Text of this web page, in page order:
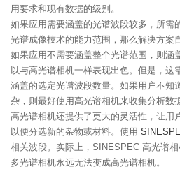
用要求和现有数据的级别。
如果应用需要涵盖的光谱波段较多，所需
光谱成像技术的能力范围，那么解决方案
如果应用不需要涵盖整个光谱范围，则涵
以与高光谱相机一样表现出色。但是，这
涵盖的选定光谱波段数量。如果用户不知
杂，则最好使用高光谱相机来收集分析数
高光谱相机还提供了更大的灵活性，让用
以便分选新的杂物或材料。使用
相关波段。实际上，SINESPEC 高光谱
多光谱相机永远无法变成高光谱相机。